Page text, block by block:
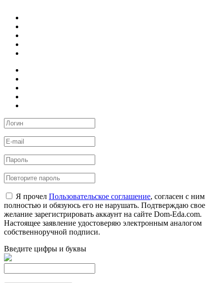
Я прочел Пользовательское соглашение, согласен с ним
полностью и обязуюсь его не нарушать. Подтверждаю свое
желание зарегистрировать аккаунт на сайте Dom-Eda.com.
Настоящее заявление удостоверяю электронным аналогом
собственноручной подписи.
Введите цифры и буквы